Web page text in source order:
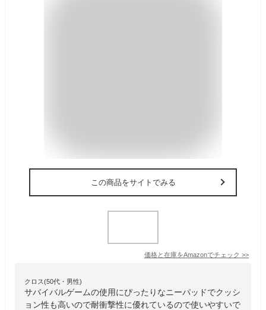
この商品をサイトでみる
価格と在庫をAmazonでチェック >>
クロス(50代・男性)
サバイバルゲームの使用にぴったりなニーパッドでクッシ
ョン性も高いので耐衝撃性に優れているので使いやすいで